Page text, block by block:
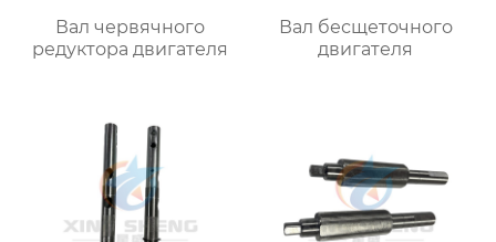
Вал червячного
редуктора двигателя
Вал бесщеточного
двигателя